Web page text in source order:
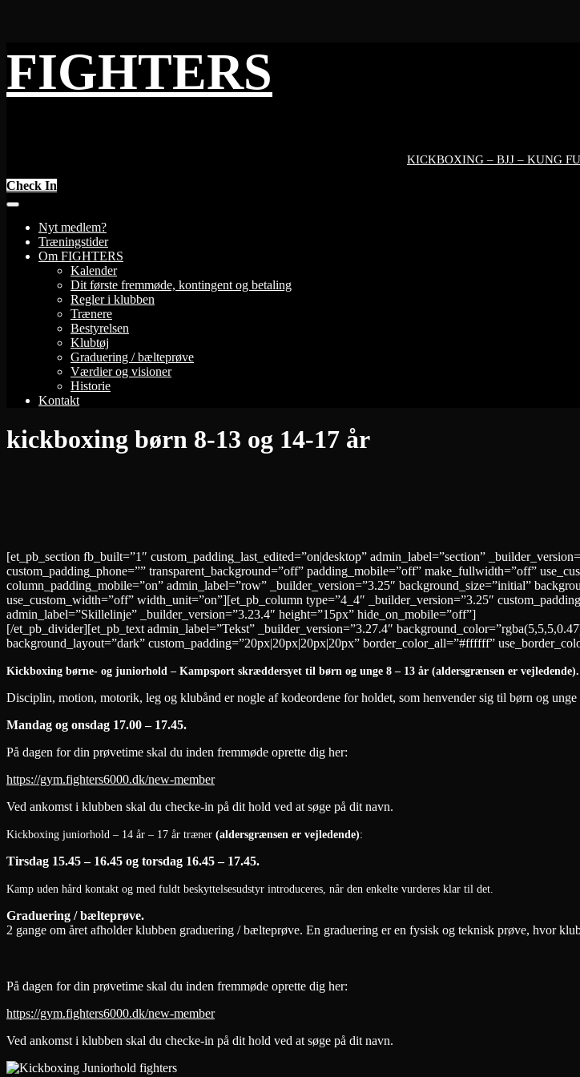
content
FIGHTERS
KICKBOXING – BJJ – KUNG
Check In
Nyt medlem?
Træningstider
Om FIGHTERS
Kalender
Dit første fremmøde, kontingent og betaling
Regler i klubben
Trænere
Bestyrelsen
Klubtøj
Graduering / bælteprøve
Værdier og visioner
Historie
Kontakt
kickboxing børn 8-13 og 14-17 år
[et_pb_section fb_built=”1″ custom_padding_last_edited=”on|desktop” admin_label=”section”
custom_padding_phone=”” transparent_background=”off” padding_mobile=”off” make_fullwidth=”off”
column_padding_mobile=”on” admin_label=”row” _builder_version=”3.25″ background_size=”initial”
use_custom_width=”off” width_unit=”on”][et_pb_column type=”4_4″ _builder_version=”3.25″
admin_label=”Skillelinje” _builder_version=”3.23.4″ height=”15px” hide_on_mobile=”off”]
[/et_pb_divider][et_pb_text admin_label=”Tekst” _builder_version=”3.27.4″
background_layout=”dark” custom_padding=”20px|20px|20px|20px” border_color_all=”#ffffff”
Kickboxing børne- og juniorhold – Kampsport skræddersyet til børn og unge 8 – 13 år (aldersgrænsen er vejledende).
Disciplin, motion, motorik, leg og klubånd er nogle af kodeordene for holdet, som henvender sig til børn og
Mandag og onsdag 17.00 – 17.45.
På dagen for din prøvetime skal du inden fremmøde oprette dig her:
https://gym.fighters6000.dk/new-member
Ved ankomst i klubben skal du checke-in på dit hold ved at søge på dit navn.
Kickboxing juniorhold – 14 år – 17 år træner (aldersgrænsen er vejledende):
Tirsdag 15.45 – 16.45 og torsdag 16.45 – 17.45.
Kamp uden hård kontakt og med fuldt beskyttelsesudstyr introduceres, når den enkelte vurderes klar til det.
Graduering / bælteprøve.
2 gange om året afholder klubben graduering / bælteprøve. En graduering er en fysisk og teknisk
På dagen for din prøvetime skal du inden fremmøde oprette dig her:
https://gym.fighters6000.dk/new-member
Ved ankomst i klubben skal du checke-in på dit hold ved at søge på dit navn.